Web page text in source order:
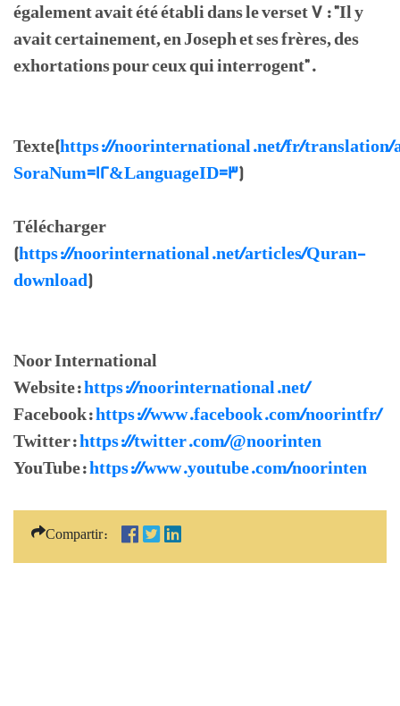
également avait été établi dans le verset 7 : "Il y
avait certainement, en Joseph et ses frères, des
exhortations pour ceux qui interrogent".
Texte(https://noorinternational.net/fr/translation/
SoraNum=12&LanguageID=3)
Télécharger
(https://noorinternational.net/articles/Quran-
download)
Noor International
Website:https://noorinternational.net/
Facebook:https://www.facebook.com/noorintfr/
Twitter:https://twitter.com/@noorinten
YouTube:https://www.youtube.com/noorinten
Compartir: